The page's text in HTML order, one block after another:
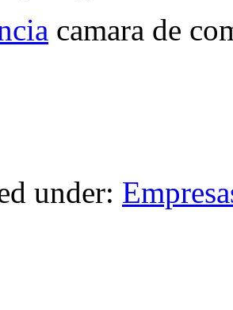
camara de
under: